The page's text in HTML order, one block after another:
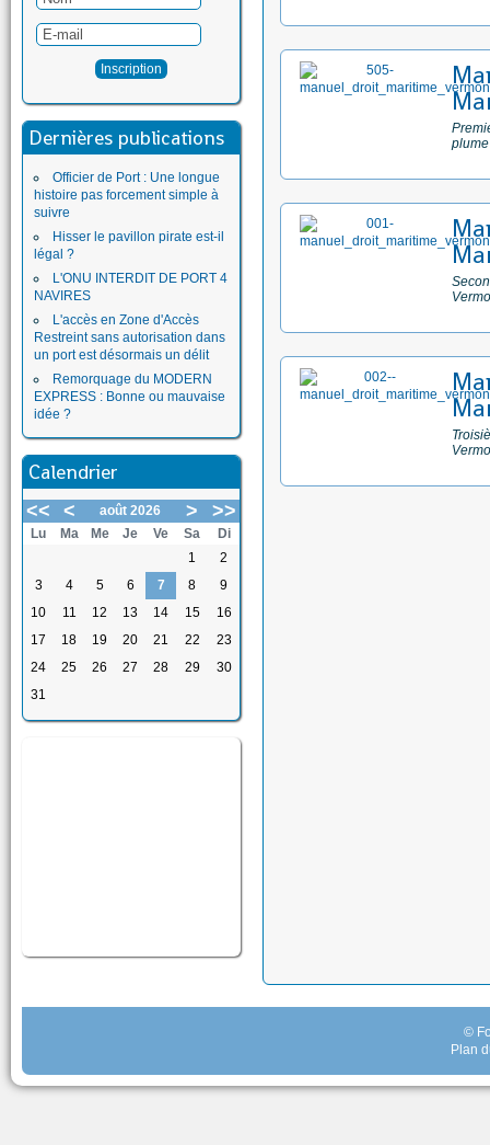
Dernières publications
Officier de Port : Une longue
histoire pas forcement simple à
suivre
Hisser le pavillon pirate est-il
légal ?
L'ONU INTERDIT DE PORT 4
NAVIRES
L'accès en Zone d'Accès
Restreint sans autorisation dans
un port est désormais un délit
Remorquage du MODERN
EXPRESS : Bonne ou mauvaise
idée ?
Calendrier
<< < août 2026 > >>
Lu Ma Me Je Ve Sa
Di
1
2
3
4 5 6 7 8
9
10
11 12 13 14 15
16
17
18 19 20 21 22
23
24
25 26 27 28 29
30
31
©
Plan